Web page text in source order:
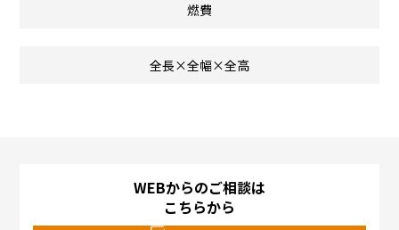
燃費
全長×全幅×全高
WEBからのご相談は
こちらから